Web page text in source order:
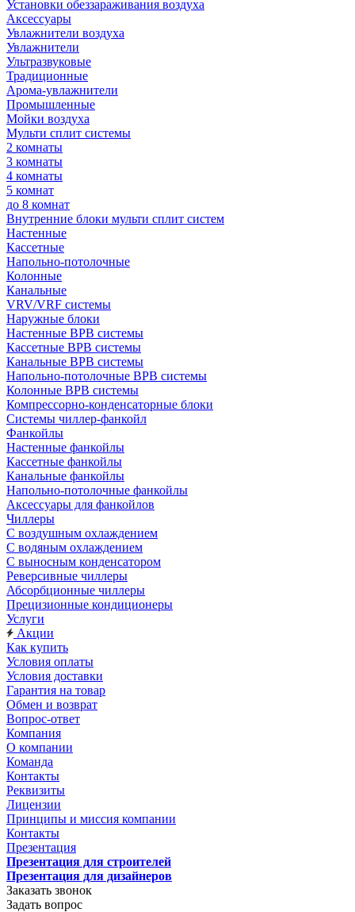
Установки обеззараживания воздуха
Аксессуары
Увлажнители воздуха
Увлажнители
Ультразвуковые
Традиционные
Арома-увлажнители
Промышленные
Мойки воздуха
Мульти сплит системы
2 комнаты
3 комнаты
4 комнаты
5 комнат
до 8 комнат
Внутренние блоки мульти сплит систем
Настенные
Кассетные
Напольно-потолочные
Колонные
Канальные
VRV/VRF системы
Наружные блоки
Настенные ВРВ системы
Кассетные ВРВ системы
Канальные ВРВ системы
Напольно-потолочные ВРВ системы
Колонные ВРВ системы
Компрессорно-конденсаторные блоки
Системы чиллер-фанкойл
Фанкойлы
Настенные фанкойлы
Кассетные фанкойлы
Канальные фанкойлы
Напольно-потолочные фанкойлы
Аксессуары для фанкойлов
Чиллеры
С воздушным охлаждением
С водяным охлаждением
С выносным конденсатором
Реверсивные чиллеры
Абсорбционные чиллеры
Прецизионные кондиционеры
Услуги
Акции
Как купить
Условия оплаты
Условия доставки
Гарантия на товар
Обмен и возврат
Вопрос-ответ
Компания
О компании
Команда
Контакты
Реквизиты
Лицензии
Принципы и миссия компании
Контакты
Презентация
Презентация для строителей
Презентация для дизайнеров
Заказать звонок
Задать вопрос